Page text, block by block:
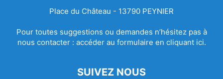
Place du Château - 13790 PEYNIER
Pour toutes suggestions ou demandes n’hésitez pas à
nous contacter : accéder au formulaire en cliquant ici.
SUIVEZ NOUS